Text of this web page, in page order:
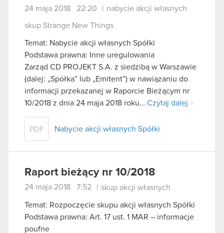
24 maja 2018 22:20 nabycie akcji własnych
skup Strange New Things
Temat: Nabycie akcji własnych Spółki
Podstawa prawna: Inne uregulowania
Zarząd CD PROJEKT S.A. z siedzibą w Warszawie
(dalej: „Spółka” lub „Emitent”) w nawiązaniu do
informacji przekazanej w Raporcie Bieżącym nr
10/2018 z dnia 24 maja 2018 roku… Czytaj dalej
PDF Nabycie akcji własnych Spółki
Raport bieżący nr 10/2018
24 maja 2018 7:52 | skup akcji własnych
Temat: Rozpoczęcie skupu akcji własnych Spółki
Podstawa prawna: Art. 17 ust. 1 MAR – informacje
poufne